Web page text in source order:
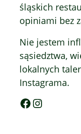
śląskich
opiniami bez
Nie jestem
sąsiedztwa,
lokalnych
Instagrama.